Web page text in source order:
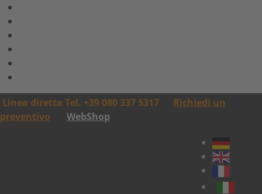
Linea diretta Tel. +39 080 337 5317
Richiedi un
preventivo
WebShop